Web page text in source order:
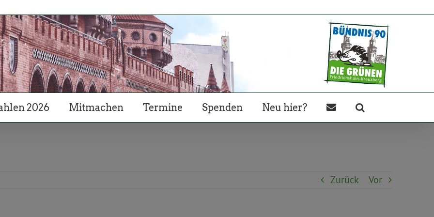
2026 Mitmachen Termine Spenden Neu hier?
Zurück Vor